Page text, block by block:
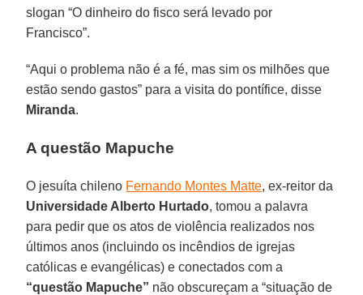
slogan “O dinheiro do fisco será levado por
Francisco”.
“Aqui o problema não é a fé, mas sim os milhões que
estão sendo gastos” para a visita do pontífice, disse
Miranda.
A questão Mapuche
O jesuíta chileno Fernando Montes Matte, ex-reitor da
Universidade Alberto Hurtado, tomou a palavra
para pedir que os atos de violência realizados nos
últimos anos (incluindo os incêndios de igrejas
católicas e evangélicas) e conectados com a
“questão Mapuche” não obscureçam a “situação de